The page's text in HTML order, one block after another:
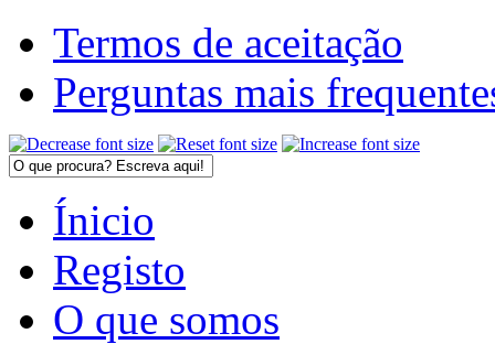
Termos de aceitação
Perguntas mais
Ínicio
Registo
O que somos